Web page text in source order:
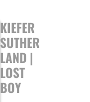
KIEFER
SUTHER
LAND |
LOST
BOY